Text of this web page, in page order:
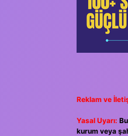
Reklam ve
Yasal Uyarı:
kurum veya